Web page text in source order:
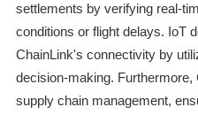
settlements by verifying real-
conditions or flight delays. IoT
ChainLink's connectivity by
decision-making.
supply chain management,